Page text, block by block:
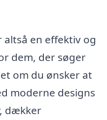
en effektiv og
dem, der søger
om du ønsker at
moderne designs
dækker